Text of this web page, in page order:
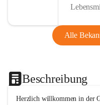
Alle
Beschreibung
Herzlich willkommen in der